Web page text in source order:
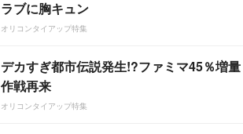
ラブに胸キュン
オリコンタイアップ特集
デカすぎ都市伝説発生!?ファミマ45％増量
作戦再来
オリコンタイアップ特集